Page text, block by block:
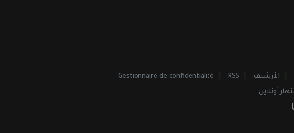
الأرشيف RSS
Gestionnaire de confidentialité